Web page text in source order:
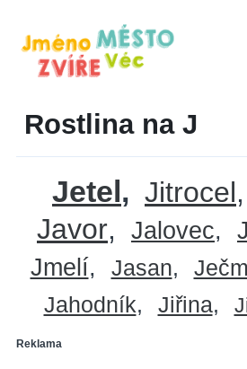
Rostlina na J
Jetel Jitrocel
Javor
Jalovec
Jmelí
Jasan
Jahodník
Jiřina
Reklama